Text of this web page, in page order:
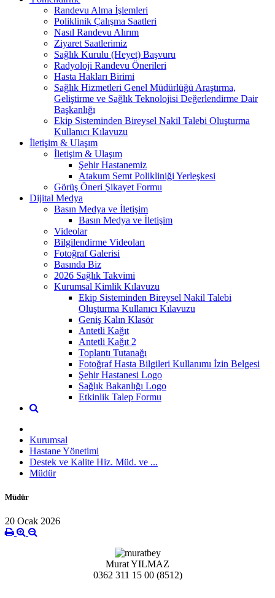
Randevu Alma İşlemleri
Poliklinik Çalışma Saatleri
Nasıl Randevu Alırım
Ziyaret Saatlerimiz
Sağlık Kurulu (Heyet) Başvuru
Radyoloji Randevu Önerileri
Hasta Hakları Birimi
Sağlık Hizmetleri Genel Müdürlüğü Araştırma,
Geliştirme ve Sağlık Teknolojisi Değerlendirme Dair
Başkanlığı
Ekip Sisteminden Bireysel Nakil Talebi Oluşturma
Kullanıcı Kılavuzu
İletişim & Ulaşım
İletişim & Ulaşım
Şehir Hastanemiz
Atakum Semt Polikliniği Yerleşkesi
Görüş Öneri Şikayet Formu
Dijital Medya
Basın Medya ve İletişim
Basın Medya ve İletişim
Videolar
Bilgilendirme Videoları
Fotoğraf Galerisi
Basında Biz
2026 Sağlık Takvimi
Kurumsal Kimlik Kılavuzu
Ekip Sisteminden Bireysel Nakil Talebi
Oluşturma Kullanıcı Kılavuzu
Geniş Kalın Klasör
Antetli Kağıt
Antetli Kağıt 2
Toplantı Tutanağı
Fotoğraf Hasta Bilgileri Kullanımı İzin Belgesi
Şehir Hastanesi Logo
Sağlık Bakanlığı Logo
Etkinlik Talep Formu
Kurumsal
Hastane Yönetimi
Destek ve Kalite Hiz. Müd. ve ...
Müdür
Müdür
20 Ocak 2026
Murat YILMAZ
0362 311 15 00 (8512)